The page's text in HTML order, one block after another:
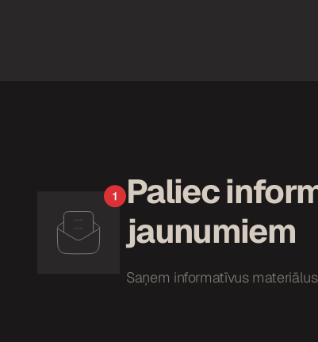
Paliec
jaunumiem
Saņem informatīvus